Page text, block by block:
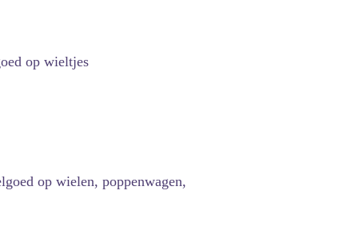
op wieltjes
op wielen, poppenwagen,